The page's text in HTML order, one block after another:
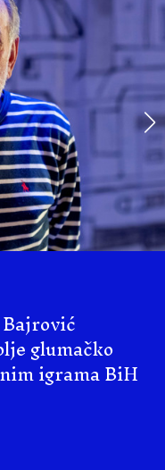
glumačko
igrama BiH